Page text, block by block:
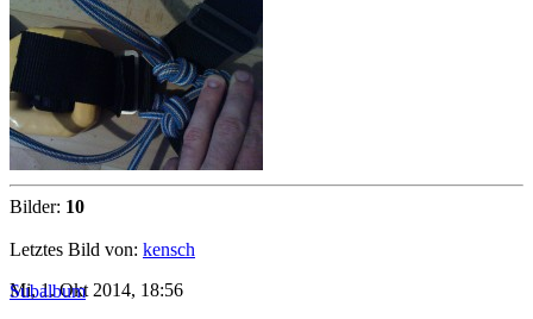
Bilder: 10
Letztes Bild von: kensch
Mi, 1. Okt 2014, 18:56
Subalbum